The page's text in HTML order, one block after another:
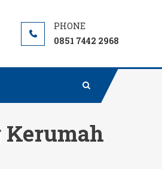
0851 7442 2968
Kerumah